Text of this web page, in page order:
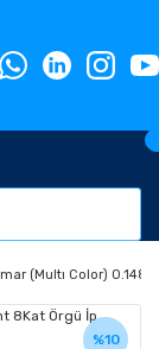
(Multı Color)
%10